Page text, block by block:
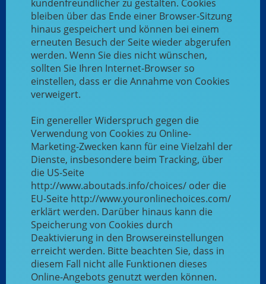
kundenfreundlicher zu gestalten. Cookies
bleiben über das Ende einer Browser-Sitzung
hinaus gespeichert und können bei einem
erneuten Besuch der Seite wieder abgerufen
werden. Wenn Sie dies nicht wünschen,
sollten Sie Ihren Internet-Browser so
einstellen, dass er die Annahme von Cookies
verweigert.
Ein genereller Widerspruch gegen die
Verwendung von Cookies zu Online-
Marketing-Zwecken kann für eine Vielzahl der
Dienste, insbesondere beim Tracking, über
die US-Seite
http://www.aboutads.info/choices/ oder die
EU-Seite http://www.youronlinechoices.com/
erklärt werden. Darüber hinaus kann die
Speicherung von Cookies durch
Deaktivierung in den Browsereinstellungen
erreicht werden. Bitte beachten Sie, dass in
diesem Fall nicht alle Funktionen dieses
Online-Angebots genutzt werden können.